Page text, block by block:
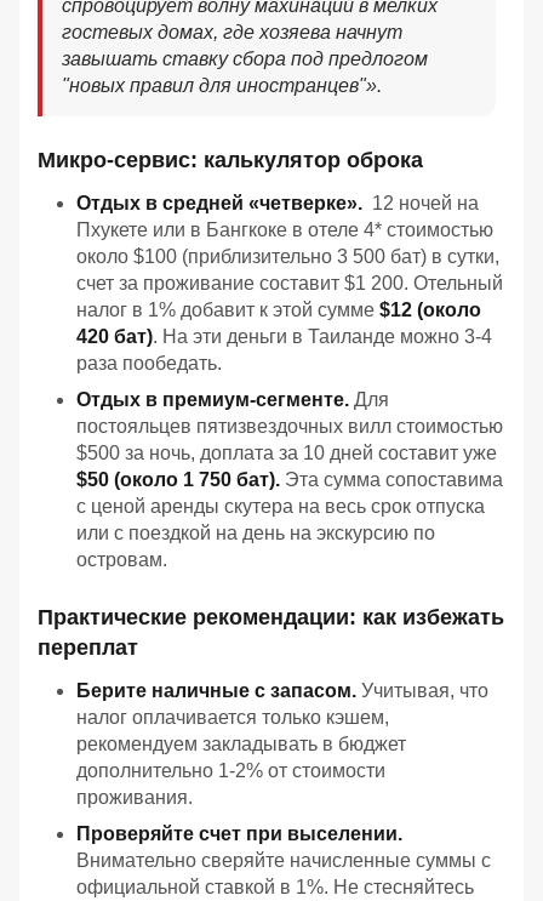
спровоцирует волну махинаций в мелких
гостевых домах, где хозяева начнут
завышать ставку сбора под предлогом
"новых правил для иностранцев"».
Микро-сервис: калькулятор оброка
Отдых в средней «четверке». 12 ночей на
Пхукете или в Бангкоке в отеле 4* стоимостью
около $100 (приблизительно 3 500 бат) в сутки,
счет за проживание составит $1 200. Отельный
налог в 1% добавит к этой сумме $12 (около
420 бат). На эти деньги в Таиланде можно 3-4
раза пообедать.
Отдых в премиум-сегменте. Для
постояльцев пятизвездочных вилл стоимостью
$500 за ночь, доплата за 10 дней составит уже
$50 (около 1 750 бат). Эта сумма сопоставима
с ценой аренды скутера на весь срок отпуска
или с поездкой на день на экскурсию по
островам.
Практические рекомендации: как избежать
переплат
Берите наличные с запасом. Учитывая, что
налог оплачивается только кэшем,
рекомендуем закладывать в бюджет
дополнительно 1-2% от стоимости
проживания.
Проверяйте счет при выселении.
Внимательно сверяйте начисленные суммы с
официальной ставкой в 1%. Не стесняйтесь